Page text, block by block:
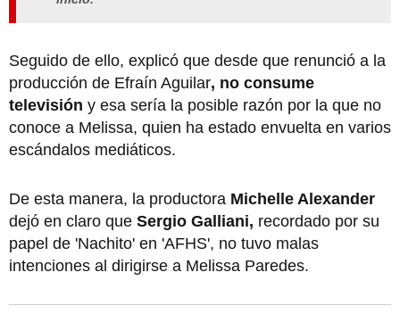
Seguido de ello, explicó que desde que renunció a la
producción de Efraín Aguilar, no consume
televisión y esa sería la posible razón por la que no
conoce a Melissa, quien ha estado envuelta en varios
escándalos mediáticos.
De esta manera, la productora Michelle Alexander
dejó en claro que Sergio Galliani, recordado por su
papel de 'Nachito' en 'AFHS', no tuvo malas
intenciones al dirigirse a Melissa Paredes.